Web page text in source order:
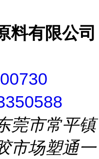
料有限公司
莞市常平镇
市场塑通一